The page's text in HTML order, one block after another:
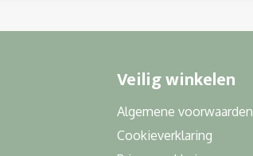
Veilig winkelen
Algemene voorwaarden
Cookieverklaring